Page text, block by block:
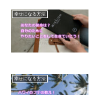
幸せになる方法
幸せになる方法